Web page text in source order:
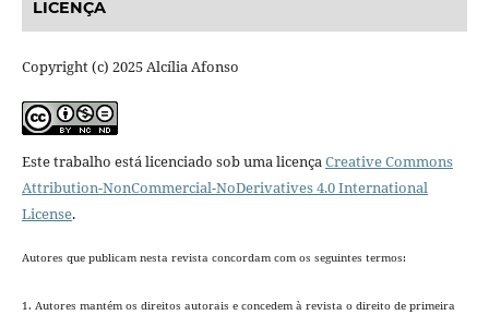
LICENÇA
Copyright (c) 2025 Alcília Afonso
Este trabalho está licenciado sob uma licençaCreative Commons
Attribution-NonCommercial-NoDerivatives 4.0 International
License.
Autores que publicam nesta revista concordam com os seguintes termos:
1. Autores mantém os direitos autorais e concedem à revista o direito de primeira